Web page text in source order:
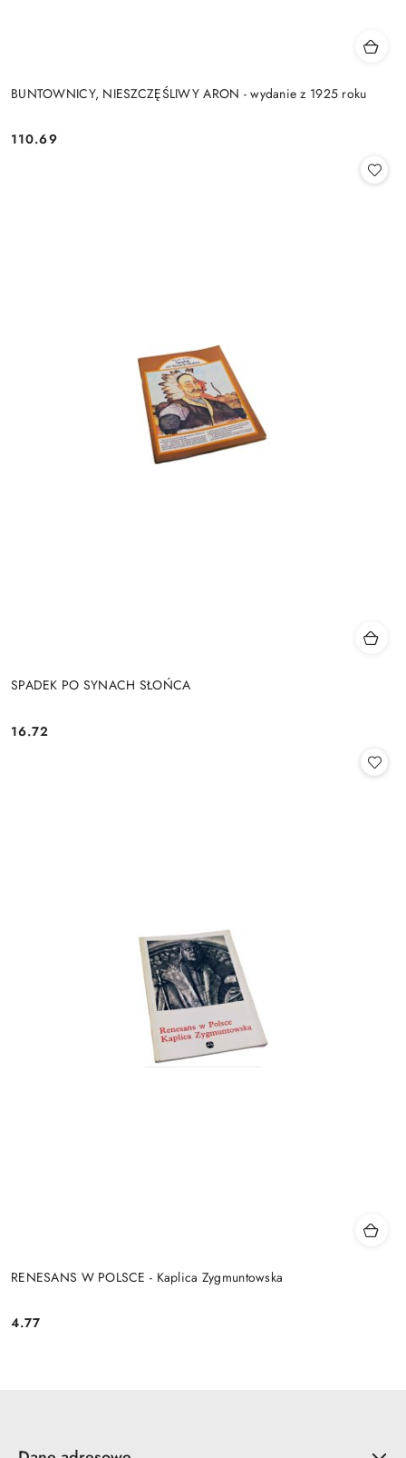
BUNTOWNICY, NIESZCZĘŚLIWY ARON - wydanie z 1925 roku
Cena:
110.69
SPADEK PO SYNACH SŁOŃCA
Cena:
16.72
RENESANS W POLSCE - Kaplica Zygmuntowska
Cena:
4.77